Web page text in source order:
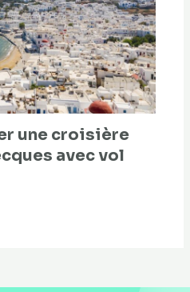
une croisière
avec vol